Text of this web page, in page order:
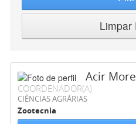
Limpar
Acir
COORDENADOR(A)
CIÊNCIAS AGRÁRIAS
Zootecnia